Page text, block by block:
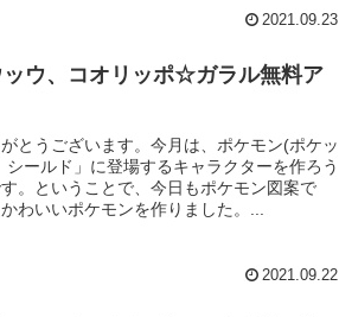
2021.09.23
ウ、コオリッポ☆ガラル無料ア
とうございます。今月は、ポケモン(ポケッ
シールド」に登場するキャラクターを作ろう
。ということで、今日もポケモン図案で
わいいポケモンを作りました。...
2021.09.22